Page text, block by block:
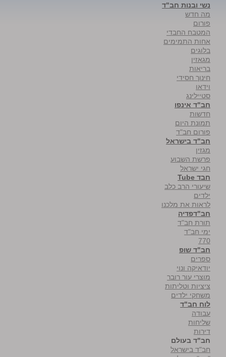
נשי ובנות חב"ד
מה חדש
פורום
המטבח החבדי
אחות התמימים
בלוגים
מגאזין
בריאות
חינוך חסידי
וידאו
סטיילינג
חב"ד אינפו
חדשות
תמונת היום
פורום חב"ד
חב"ד בישראל
מגזין
פרשת השבוע
חגי ישראל
חבד Tube
שיעורי הרב כלב
ילדים
לראות את מלכנו
חב"דפדיה
תורת חב"ד
ימי חב"ד
770
חב"ד שופ
ספרים
יודאיקה ונוי
מוצרי עור רובר
ציציות וטליתות
משחקי ילדים
לוח חב"ד
עבודה
שליחות
דירות
חב"ד בעולם
חב"ד בישראל